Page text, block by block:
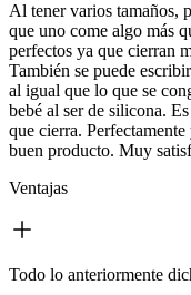
Al tener varios tamaños,
que uno come algo más
perfectos ya que cierran
También se puede
al igual que lo que se
bebé al ser de silicona.
que cierra.
buen producto. Muy
Ventajas
Todo lo anteriormente